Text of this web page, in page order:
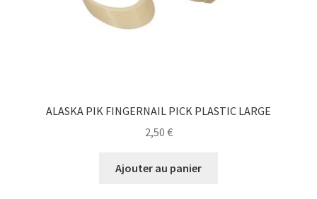
ALASKA PIK FINGERNAIL PICK PLASTIC LARGE
2,50 €
Ajouter au panier